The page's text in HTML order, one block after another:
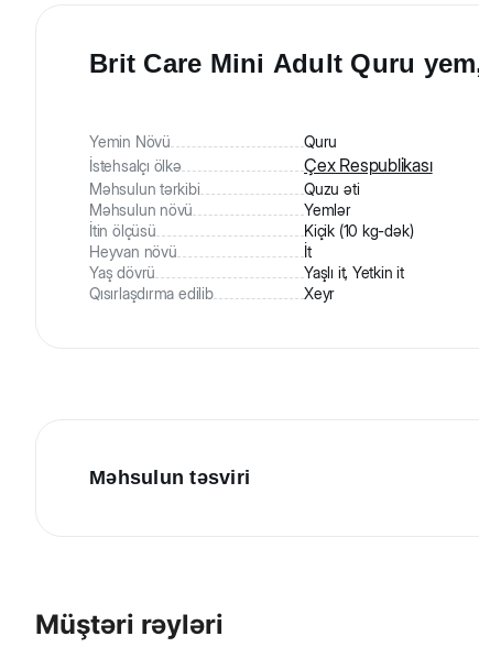
Brit Care Mini Adult Quru
Yemin Növü
Quru
İstehsalçı ölkə
Çex Respublikası
Məhsulun tərkibi
Quzu əti
Məhsulun növü
Yemlər
İtin ölçüsü
Kiçik (10 kg-dək)
Heyvan növü
İt
Yaş dövrü
Yaşlı it, Yetkin it
Qısırlaşdırma edilib
Xeyr
Məhsulun təsviri
Müştəri rəyləri